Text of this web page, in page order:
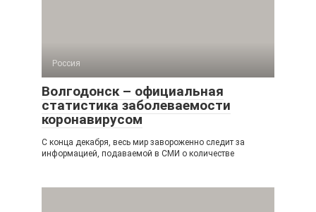
Россия
Волгодонск – официальная
статистика заболеваемости
коронавирусом
С конца декабря, весь мир завороженно следит за
информацией, подаваемой в СМИ о количестве